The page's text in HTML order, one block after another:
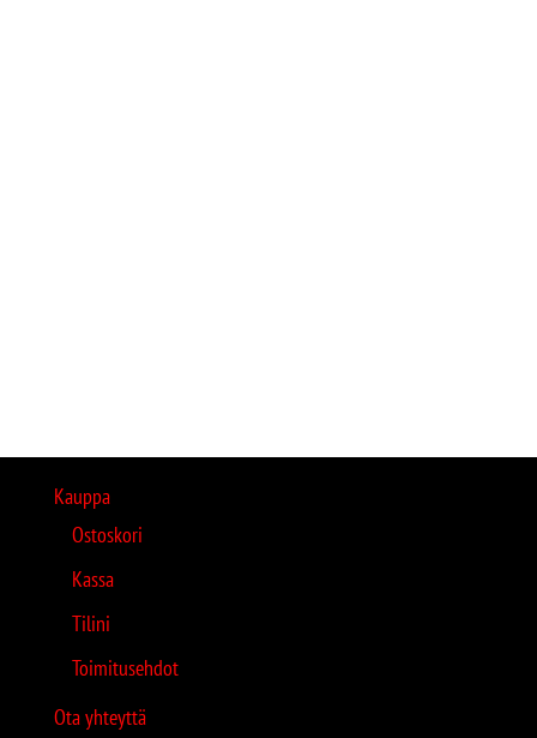
Kauppa
Ostoskori
Kassa
Tilini
Toimitusehdot
Ota yhteyttä